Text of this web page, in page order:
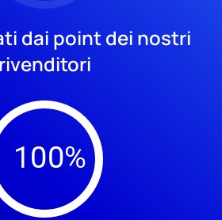
dai point dei nostri
rivenditori